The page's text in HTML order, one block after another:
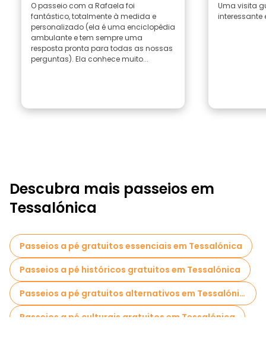
O passeio com a Rafaela foi
fantástico, totalmente à medida e
personalizado (ela é uma enciclopédia
ambulante e tem sempre uma
resposta pronta para todas as nossas
perguntas). Ela conhece muito...
Uma visita
interessante
Descubra mais passeios em
Tessalónica
Passeios a pé gratuitos essenciais em Tessalónica
Passeios a pé históricos gratuitos em Tessalónica
Passeios a pé gratuitos alternativos em Tessalónica
Passeios a pé culturais gratuitos em Tessalónica